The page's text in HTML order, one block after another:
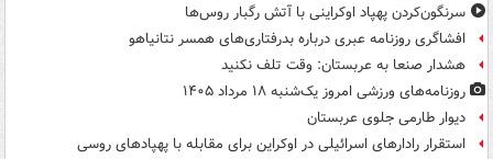
سرنگون‌کردن پهپاد اوکراینی با آتش رگبار روس‌ها
افشاگری روزنامه عبری درباره بدرفتاری‌های همسر نتانیاهو
هشدار صنعا به عربستان: وقت تلف نکنید
روزنامه‌های ورزشی امروز یک‌شنبه ۱۸ مرداد ۱۴۰۵
دیوار طارمی جلوی عربستان
استقرار رادارهای اسرائیلی در اوکراین برای مقابله با پهپادهای روسی